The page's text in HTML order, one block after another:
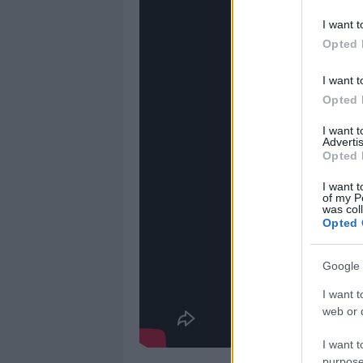
I want
Opted
I want
Opted
I want
Opted
I want
of my
was
Opted
Google
I want
web or
I want